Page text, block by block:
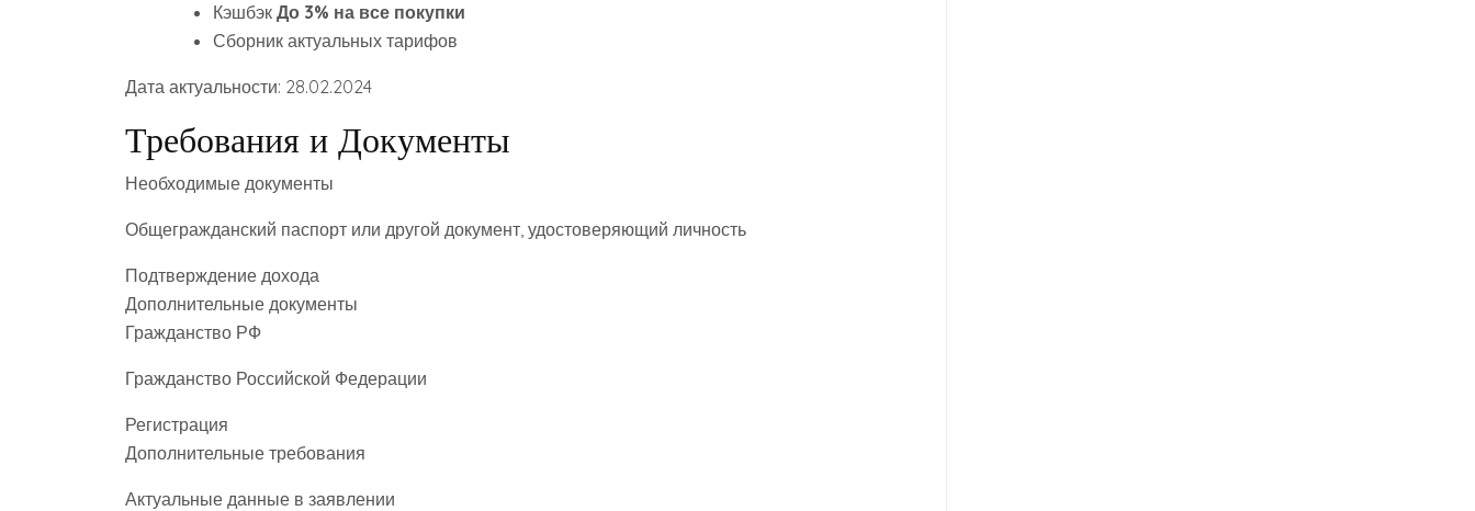
Кэшбэк До 3% на все покупки
Сборник актуальных тарифов
Дата актуальности: 28.02.2024
Требования и Документы
Необходимые документы
Общегражданский паспорт или другой документ, удостоверяющий личность
Подтверждение дохода
Дополнительные документы
Гражданство РФ
Гражданство Российской Федерации
Регистрация
Дополнительные требования
Актуальные данные в заявлении